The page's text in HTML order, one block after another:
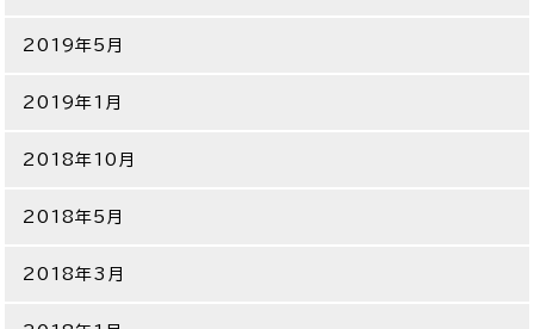
2019年5月
2019年1月
2018年10月
2018年5月
2018年3月